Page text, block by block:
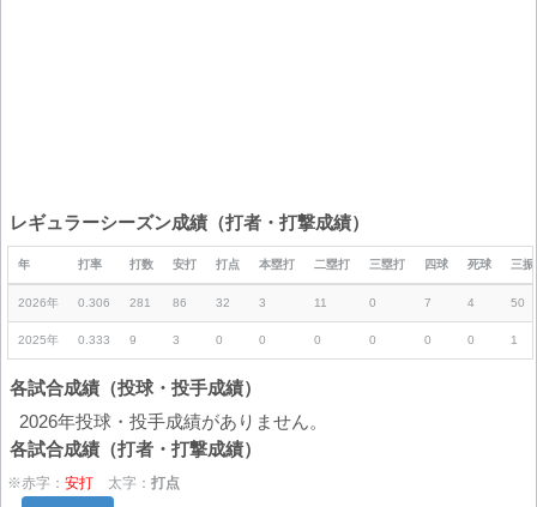
レギュラーシーズン成績（打者・打撃成績）
年 打率 打数 安打 打点 本塁打 二塁打 三塁打 四球 死球 三振
2026年 0.306 281 86 32 3 11 0 7 4 50
2025年 0.333 9 3 0 0 0 0 0 0 1
各試合成績（投球・投手成績）
2026年投球・投手成績がありません。
各試合成績（打者・打撃成績）
※赤字： 安打 太字： 打点